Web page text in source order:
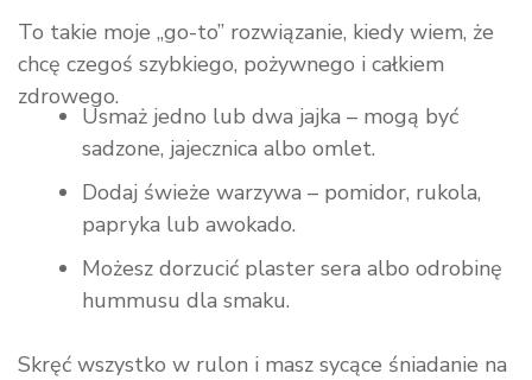
To takie moje „go-to” rozwiązanie, kiedy wiem, że
chcę czegoś szybkiego, pożywnego i całkiem
zdrowego.
Usmaż jedno lub dwa jajka – mogą być
sadzone, jajecznica albo omlet.
Dodaj świeże warzywa – pomidor, rukola,
papryka lub awokado.
Możesz dorzucić plaster sera albo odrobinę
hummusu dla smaku.
Skręć wszystko w rulon i masz sycące śniadanie na